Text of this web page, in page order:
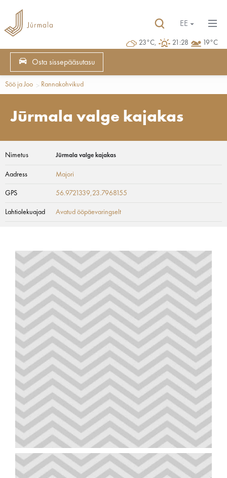
23°C, 21:28 19°C
EE
Osta sissepääsutasu
Söö ja Joo Rannakohvikud
Jūrmala valge kajakas
Nimetus Jūrmala valge kajakas
Aadress Majori
GPS 56.9721339,23.7968155
Lahtiolekuajad Avatud ööpäevaringselt